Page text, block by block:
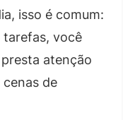
isso é comum:
tarefas, você
atenção
de